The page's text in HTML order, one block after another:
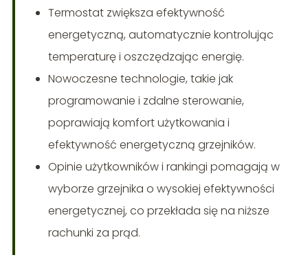
Termostat zwiększa efektywność
energetyczną, automatycznie kontrolując
temperaturę i oszczędzając energię.
Nowoczesne technologie, takie jak
programowanie i zdalne sterowanie,
poprawiają komfort użytkowania i
efektywność energetyczną grzejników.
Opinie użytkowników i rankingi pomagają w
wyborze grzejnika o wysokiej efektywności
energetycznej, co przekłada się na niższe
rachunki za prąd.